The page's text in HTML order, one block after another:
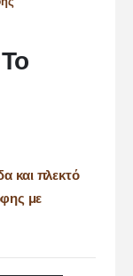
και πλεκτό
με